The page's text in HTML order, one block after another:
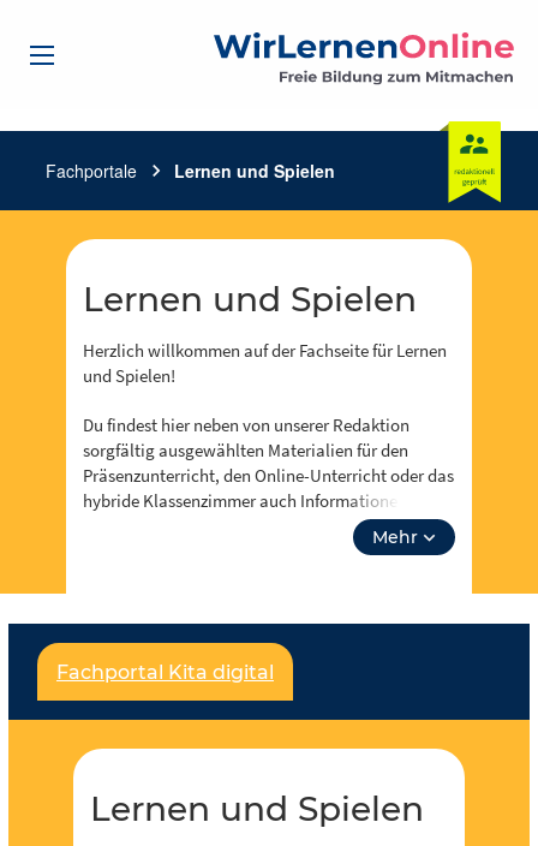
Fachportale chevron_right Lernen und Spielen
Lernen und Spielen
Herzlich willkommen auf der Fachseite für Lernen
und Spielen!
Du findest hier neben von unserer Redaktion
sorgfältig ausgewählten Materialien für den
Präsenzunterricht, den Online-Unterricht oder das
hybride Klassenzimmer auch Informationen zu
Events, Fortbidungsangeboten und zum Neusten
aus Lernen und Spielen. Über “unsere Themen”
dich inspirieren!
Für jeden und jede ist etwas dabei und es soll
noch viel mehr werden – dafür brauchen wir deine
Unterstützung,werde Teil der Community! Du
kannst in Redaktionen mitarbeiten und eigene
Verfügung stellen.
Mehr
Fachportal Kita digital
Lernen und Spielen